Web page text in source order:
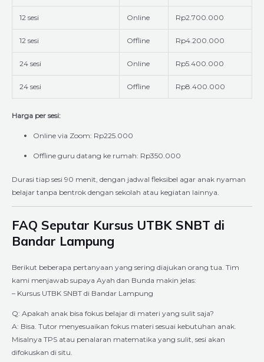
12 sesi Online Rp2.700.000
12 sesi Offline Rp4.200.000
24 sesi Online Rp5.400.000
24 sesi Offline Rp8.400.000
Harga per sesi:
Online via Zoom: Rp225.000
Offline guru datang ke rumah: Rp350.000
Durasi tiap sesi 90 menit, dengan jadwal fleksibel agar anak nyaman
belajar tanpa bentrok dengan sekolah atau kegiatan lainnya.
FAQ Seputar Kursus UTBK SNBT di
Bandar Lampung
Berikut beberapa pertanyaan yang sering diajukan orang tua. Tim
kami menjawab supaya Ayah dan Bunda makin jelas:
– Kursus UTBK SNBT di Bandar Lampung
Q: Apakah anak bisa fokus belajar di materi yang sulit saja?
A: Bisa. Tutor menyesuaikan fokus materi sesuai kebutuhan anak.
Misalnya TPS atau penalaran matematika yang sulit, sesi akan
difokuskan di situ.